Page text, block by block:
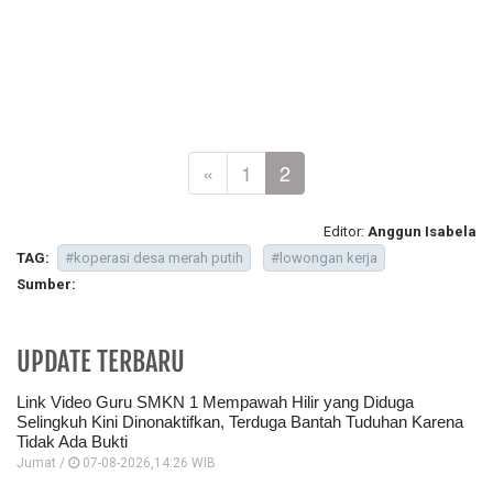
« 1 2
Editor: Anggun Isabela
TAG:
#koperasi desa merah putih
#lowongan kerja
Sumber:
UPDATE TERBARU
Link Video Guru SMKN 1 Mempawah Hilir yang Diduga
Selingkuh Kini Dinonaktifkan, Terduga Bantah Tuduhan Karena
Tidak Ada Bukti
Jumat / 07-08-2026,14:26 WIB